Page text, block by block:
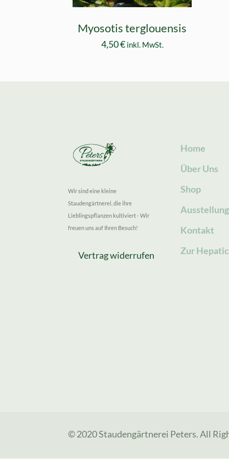
Myosotis terglouensis
4,50€ inkl. MwSt.
Wir sind eine kleine
Staudengärtnerei, die ihre
Lieblingspflanzen kultiviert - Wir
freuen uns auf Ihren Besuch!
Vertrag widerrufen
Home
Über Uns
Shop
Ausstellung
Kontakt
Zur
© 2020 Staudengärtnerei Peters. All